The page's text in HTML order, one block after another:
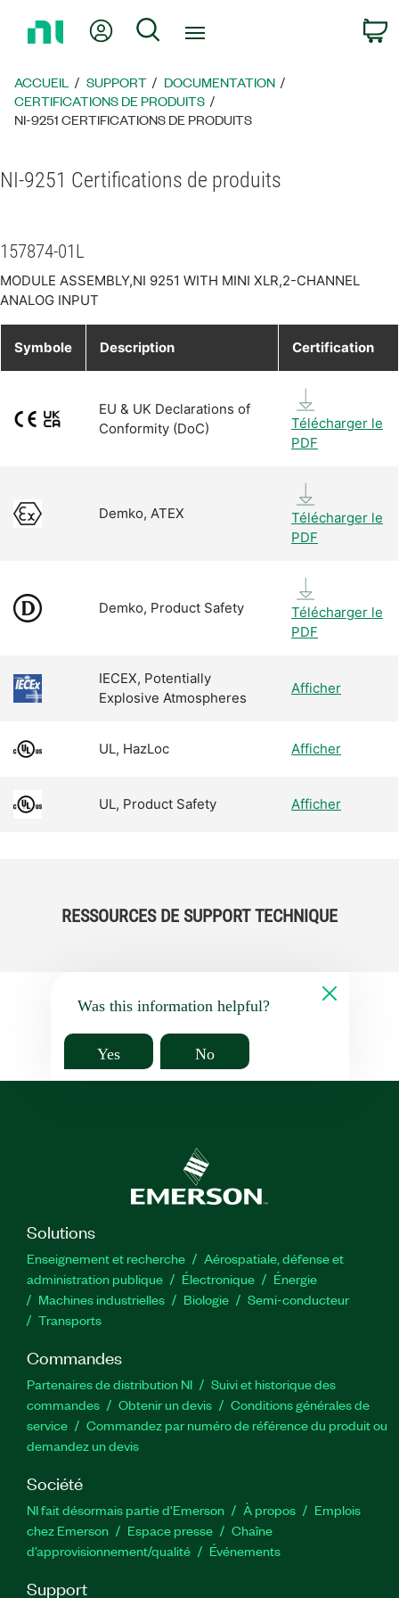
page
d’accueil
Mon compteRechercher
ACCUEIL SUPPORT
DOCUMENTATION
CERTIFICATIONS DE PRODUITS
NI-9251 CERTIFICATIONS DE PRODUITS
NI-9251 Certifications de produits
157874-01L
MODULE ASSEMBLY,NI 9251 WITH MINI XLR,2-CHANNEL
ANALOG INPUT
Symbole Description Certification
EU & UK Declarations of
Conformity (DoC)
Télécharger le
PDF
Demko, ATEX
Télécharger le
PDF
Demko, Product Safety
Télécharger le
PDF
IECEX, Potentially
Explosive Atmospheres
Afficher
UL, HazLoc Afficher
UL, Product Safety Afficher
RESSOURCES DE SUPPORT TECHNIQUE
Was this information helpful?
Yes No
Solutions
Enseignement et recherche
Aérospatiale, défense et
administration publique
Électronique
Énergie​
Machines industrielles
Biologie
Semi-conducteur
Transports
Commandes
Partenaires de distribution NI
Suivi et historique des
commandes
Obtenir un devis
Conditions générales de
service
Commandez par numéro de référence du produit ou
demandez un devis
Société
NI fait désormais partie d'Emerson À propos
Emplois
chez Emerson
Espace presse
Chaîne
d’approvisionnement/qualité
Événements
Support